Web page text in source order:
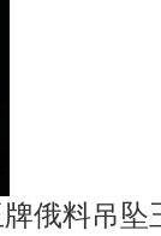
俄料吊